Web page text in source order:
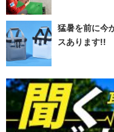
猛暑を前に今
スあります!!